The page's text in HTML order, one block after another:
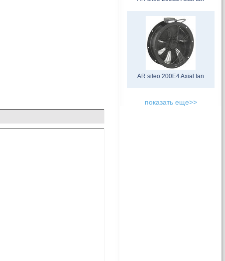
AR sileo 200E4 Axial fan
показать еще>>